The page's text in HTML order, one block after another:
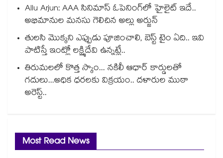
Allu Arjun: AAA సినిమాస్ ఓపెనింగ్‌లో హైలైట్ ఇదే..
అభిమానుల మనసు గెలిచిన అల్లు అర్జున్
తులసి మొక్కని ఎప్పుడు పూజించాలి, బెస్ట్ టైం ఏది.. ఇవి
పాటిస్తే ఇంట్లో లక్ష్మిదేవి ఉన్నట్లే..
తిరుమలలో కొత్త స్కాం... నకిలీ ఆధార్ కార్డులతో
గదులు...అధిక ధరలకు విక్రయం.. దళారుల ముఠా
అరెస్ట్..
Most Read News